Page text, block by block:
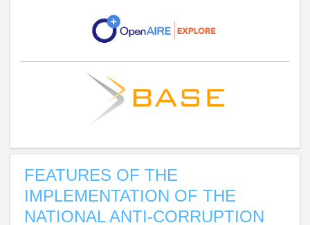
FEATURES OF THE
IMPLEMENTATION OF THE
NATIONAL ANTI-CORRUPTION